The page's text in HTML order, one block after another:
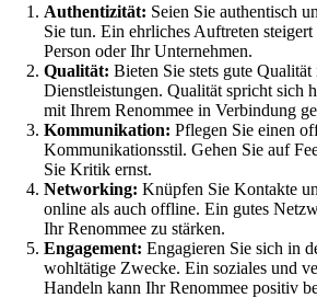
Authentizität: Seien Sie authentisch
Sie tun. Ein ehrliches Auftreten
Person oder Ihr Unternehmen.
Qualität: Bieten Sie stets gute
Dienstleistungen. Qualität spricht sich
mit Ihrem Renommee in Verbindung
Kommunikation: Pflegen Sie einen
Kommunikationsstil. Gehen Sie auf
Sie Kritik ernst.
Networking: Knüpfen Sie Kontakte
online als auch offline. Ein gutes
Ihr Renommee zu stärken.
Engagement: Engagieren Sie sich in
wohltätige Zwecke. Ein soziales und
Handeln kann Ihr Renommee positiv